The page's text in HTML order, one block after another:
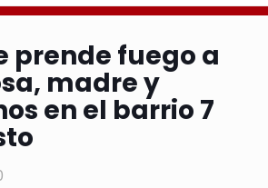
prende fuego a
madre y
en el barrio 7